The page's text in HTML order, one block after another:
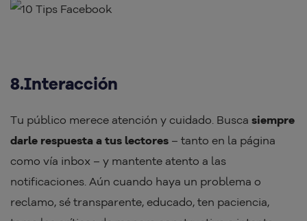
8.Interacción
Tu público merece atención y cuidado. Busca siempre
darle respuesta a tus lectores – tanto en la página
como vía inbox – y mantente atento a las
notificaciones. Aún cuando haya un problema o
reclamo, sé transparente, educado, ten paciencia,